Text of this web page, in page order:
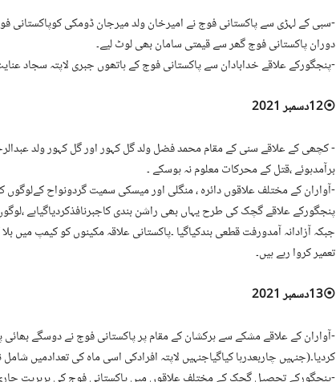
⁃سبی کے لہڑی سے پاکستانی فوج نے امیرخان ولد میرجان ڈومکی کوپاکستانی
دوران پاکستانی فوج گھر سے قیمتی سامان بھی لوٹ لیے۔
⁃پنجگورکے علاقے خدابادان سے پاکستانی فوج کے ہاتھوں جبری لاپتہ سجاد
⦿12دسمبر 2021
⁃ کچھی کے علاقے سنی کے مقام محمد فضل ولد گل کہور اور گل کہور ولد
برآمدہوئے ،قتل کے محرکات معلوم نہ ہوسکے ۔
⁃آواران کے مختلف علاقوں دائرہ ، منگلی اور میسکی سمیت گردونواح کےلوگوں
پنجگورکے علاقے گچک کی طرح یہاں بھی راشن بندی کاجبرنافذکردیاگیاہے
جبکہ آزادانہ آمدورفت قطعی بندکیاگیا ۔پاکستانی علاقہ مکینوں کو کیمپ میں
تعمیر کروا رہے ہیں۔
⦿13دسمبر 2021
⁃آواران کے علاقے مشکے سے ہرکشان کے مقام پر پاکستانی فوج نے دوسگے
کردیا۔(جنہیں چاربعدرہا کیاگیاجنہیں لاپتہ افرادکی اسی ماہ کی تعدادمیں شامل